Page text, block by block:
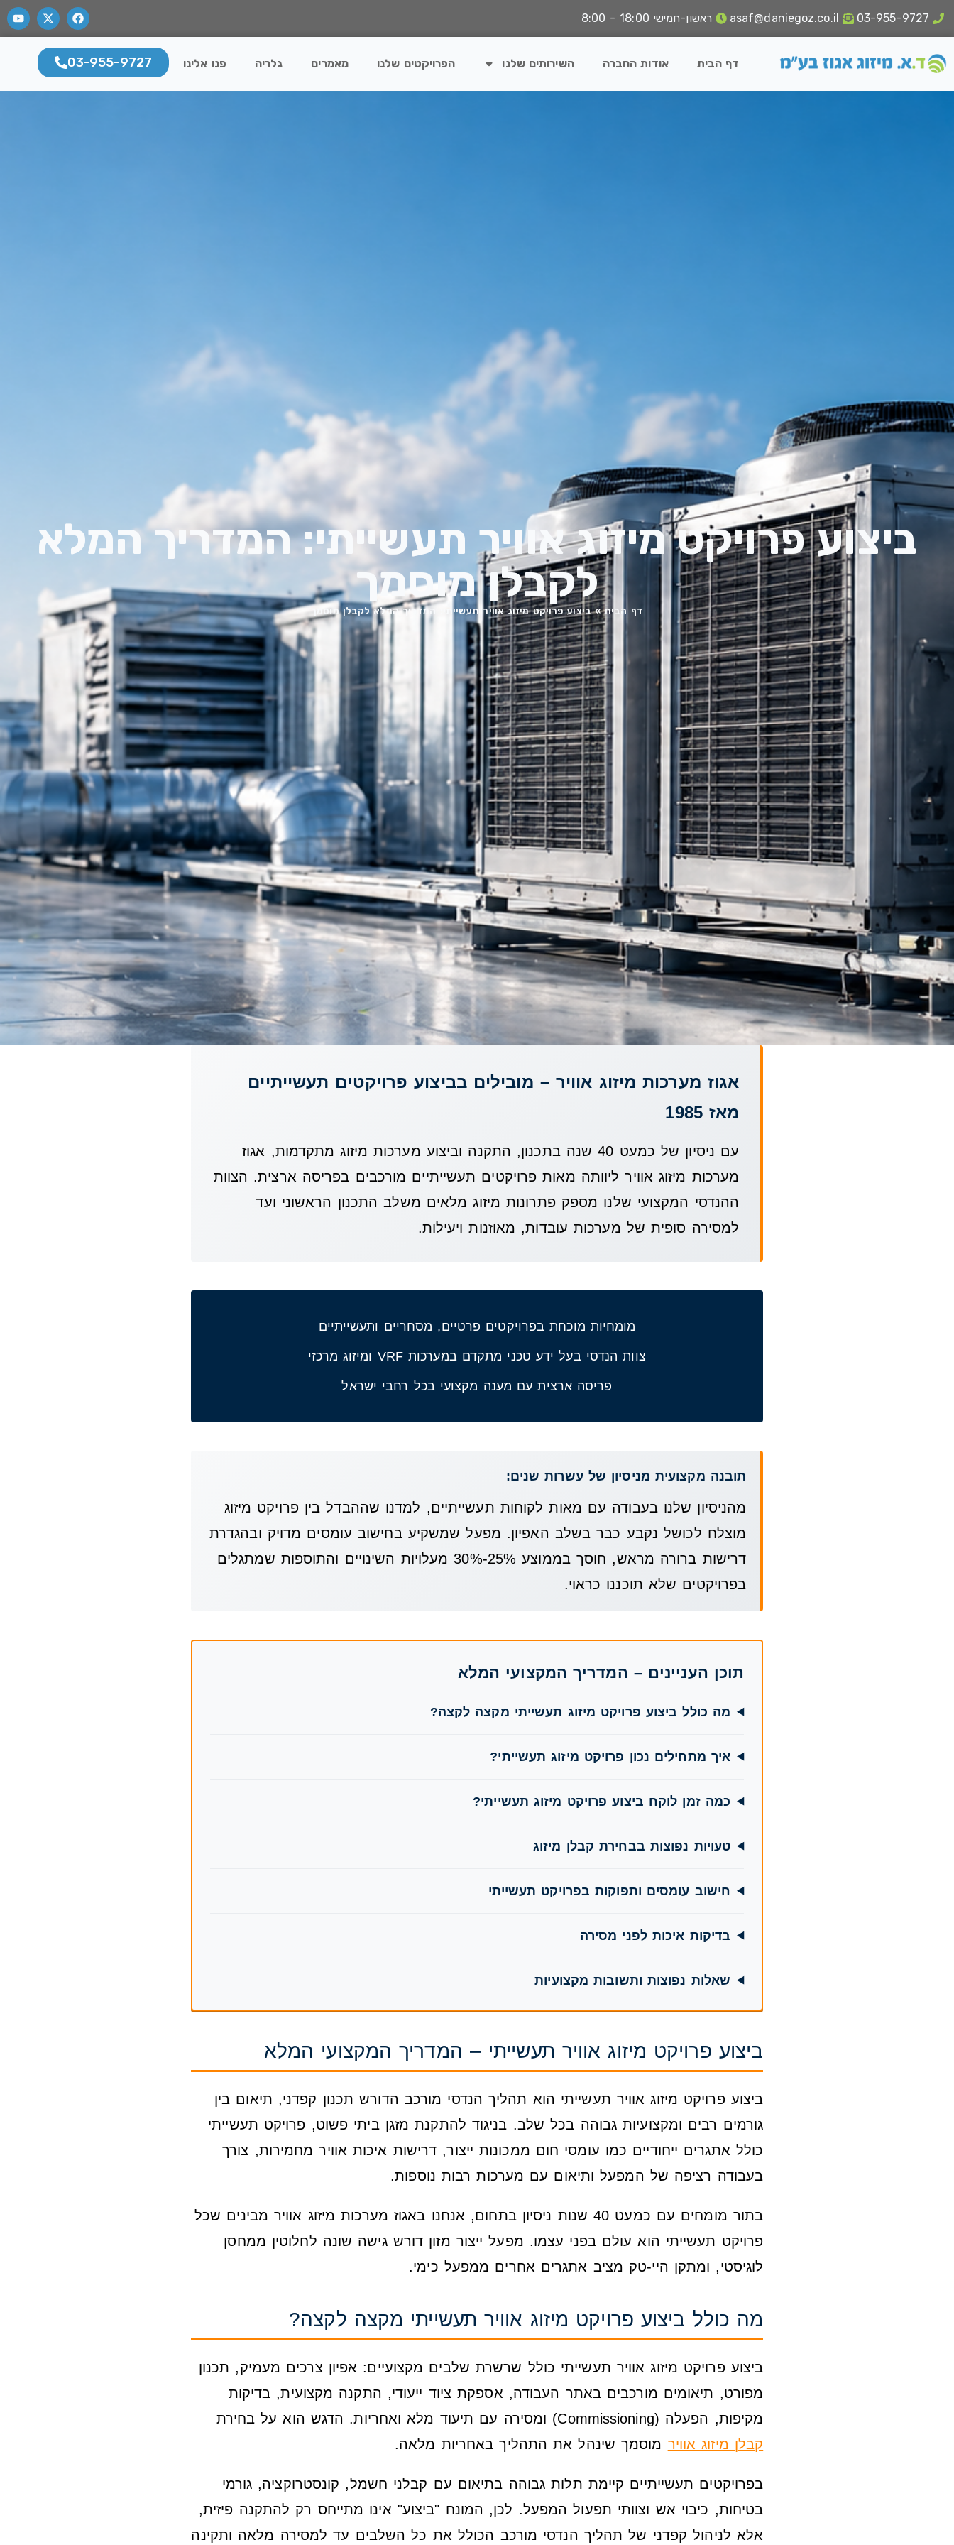
03-955-9727
asaf@daniegoz.co.il ראשון-חמישי 18:00 - 8:00
דף הבית אודות החברה השירותים שלנו הפרויקטים שלנו מאמרים גלריה פנו אלינו 03-955-9727
ביצוע פרויקט מיזוג אוויר תעשייתי: המדריך המלא
לקבלן מוסמך
דף הבית»ביצוע פרויקט מיזוג אוויר תעשייתי: המדריך המלא לקבלן מוסמך
אגוז מערכות מיזוג אוויר – מובילים בביצוע פרויקטים תעשייתיים
מאז 1985
עם ניסיון של כמעט 40 שנה בתכנון, התקנה וביצוע מערכות מיזוג מתקדמות, אגוז
מערכות מיזוג אוויר ליוותה מאות פרויקטים תעשייתיים מורכבים בפריסה ארצית. הצוות
ההנדסי המקצועי שלנו מספק פתרונות מיזוג מלאים משלב התכנון הראשוני ועד
למסירה סופית של מערכות עובדות, מאוזנות ויעילות.
מומחיות מוכחת בפרויקטים פרטיים, מסחריים ותעשייתיים
צוות הנדסי בעל ידע טכני מתקדם במערכות VRF ומיזוג מרכזי
פריסה ארצית עם מענה מקצועי בכל רחבי ישראל
תובנה מקצועית מניסיון של עשרות שנים:
מהניסיון שלנו בעבודה עם מאות לקוחות תעשייתיים, למדנו שההבדל בין פרויקט מיזוג
מוצלח לכושל נקבע כבר בשלב האפיון. מפעל שמשקיע בחישוב עומסים מדויק ובהגדרת
דרישות ברורה מראש, חוסך בממוצע 25%-30% מעלויות השינויים והתוספות שמתגלים
בפרויקטים שלא תוכננו כראוי.
תוכן העניינים – המדריך המקצועי המלא
מה כולל ביצוע פרויקט מיזוג תעשייתי מקצה לקצה?
איך מתחילים נכון פרויקט מיזוג תעשייתי?
כמה זמן לוקח ביצוע פרויקט מיזוג תעשייתי?
טעויות נפוצות בבחירת קבלן מיזוג
חישוב עומסים ותפוקות בפרויקט תעשייתי
בדיקות איכות לפני מסירה
שאלות נפוצות ותשובות מקצועיות
ביצוע פרויקט מיזוג אוויר תעשייתי – המדריך המקצועי המלא
ביצוע פרויקט מיזוג אוויר תעשייתי הוא תהליך הנדסי מורכב הדורש תכנון קפדני, תיאום בין
גורמים רבים ומקצועיות גבוהה בכל שלב. בניגוד להתקנת מזגן ביתי פשוט, פרויקט תעשייתי
כולל אתגרים ייחודיים כמו עומסי חום ממכונות ייצור, דרישות איכות אוויר מחמירות, צורך
בעבודה רציפה של המפעל ותיאום עם מערכות רבות נוספות.
בתור מומחים עם כמעט 40 שנות ניסיון בתחום, אנחנו באגוז מערכות מיזוג אוויר מבינים שכל
פרויקט תעשייתי הוא עולם בפני עצמו. מפעל ייצור מזון דורש גישה שונה לחלוטין ממחסן
לוגיסטי, ומתקן היי-טק מציב אתגרים אחרים ממפעל כימי.
מה כולל ביצוע פרויקט מיזוג אוויר תעשייתי מקצה לקצה?
ביצוע פרויקט מיזוג אוויר תעשייתי כולל שרשרת שלבים מקצועיים: אפיון צרכים מעמיק, תכנון
מפורט, תיאומים מורכבים באתר העבודה, אספקת ציוד ייעודי, התקנה מקצועית, בדיקות
מקיפות, הפעלה (Commissioning) ומסירה עם תיעוד מלא ואחריות. הדגש הוא על בחירת
קבלן מיזוג אוויר מוסמך שינהל את התהליך באחריות מלאה.
בפרויקטים תעשייתיים קיימת תלות גבוהה בתיאום עם קבלני חשמל, קונסטרוקציה, גורמי
בטיחות, כיבוי אש וצוותי תפעול המפעל. לכן, המונח "ביצוע" אינו מתייחס רק להתקנה פיזית,
אלא לניהול קפדני של תהליך הנדסי מורכב הכולל את כל השלבים עד למסירה מלאה ותקינה